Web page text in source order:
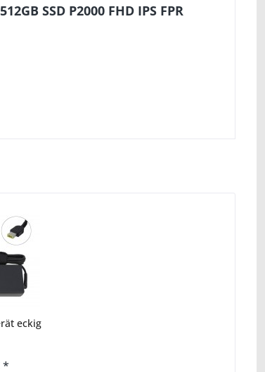
SSD P2000 FHD IPS FPR
eckig
*